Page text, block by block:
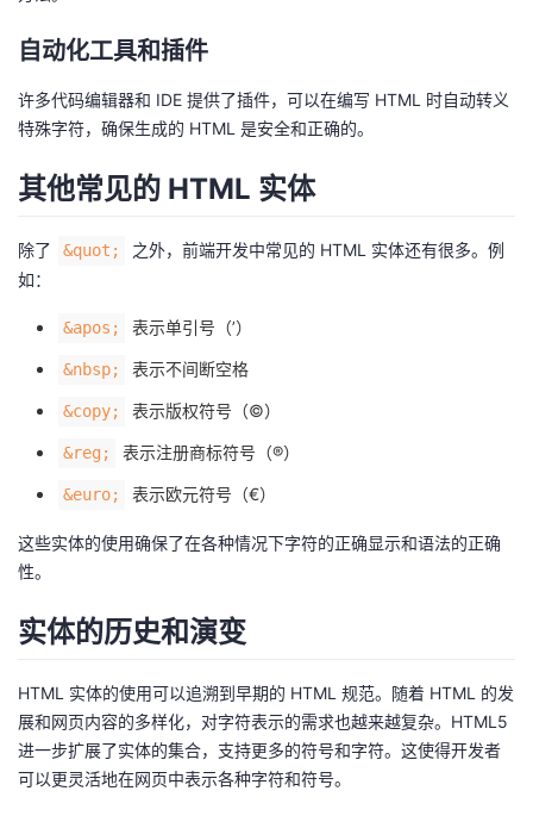
自动化工具和插件
许多代码编辑器和 IDE 提供了插件，可以在编写 HTML 时自动转义
特殊字符，确保生成的 HTML 是安全和正确的。
其他常见的 HTML 实体
除了 &quot;
之外，前端开发中常见的 HTML 实体还有很多。例
如：
&apos; 表示单引号（’）
&nbsp; 表示不间断空格
&copy; 表示版权符号（©）
&reg; 表示注册商标符号（®）
&euro; 表示欧元符号（€）
这些实体的使用确保了在各种情况下字符的正确显示和语法的正确
性。
实体的历史和演变
HTML 实体的使用可以追溯到早期的 HTML 规范。随着 HTML 的发
展和网页内容的多样化，对字符表示的需求也越来越复杂。HTML5
进一步扩展了实体的集合，支持更多的符号和字符。这使得开发者
可以更灵活地在网页中表示各种字符和符号。